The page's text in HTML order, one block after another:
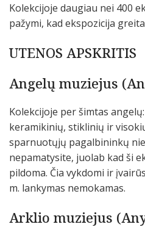
Kolekcijoje daugiau nei 400
pažymi, kad ekspozicija
UTENOS APSKRITIS
Angelų muziejus
Kolekcijoje per šimtas
keramikinių, stiklinių ir
sparnuotųjų pagalbininkų
nepamatysite, juolab kad ši
pildoma. Čia vykdomi ir
m. lankymas nemokamas.
Arklio muziejus